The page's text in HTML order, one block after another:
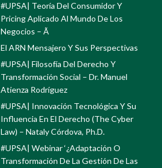
#UPSA| Teoría Del Consumidor Y
Pricing Aplicado Al Mundo De Los
Negocios – Ã
El ARN Mensajero Y Sus Perspectivas
#UPSA| Filosofía Del Derecho Y
Transformación Social – Dr. Manuel
Atienza Rodríguez
#UPSA| Innovación Tecnológica Y Su
Influencia En El Derecho (The Cyber
Law) – Nataly Córdova, Ph.D.
#UPSA| Webinar ‘¿Adaptación O
Transformación De La Gestión De Las